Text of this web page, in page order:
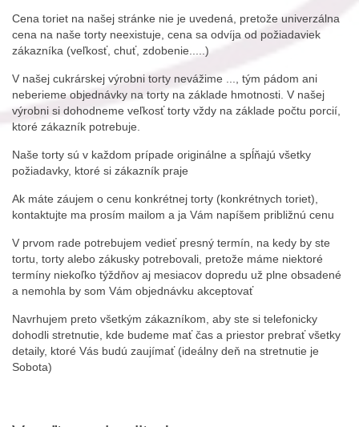
Cena toriet na našej stránke nie je uvedená, pretože univerzálna
cena na naše torty neexistuje, cena sa odvíja od požiadaviek
zákazníka (veľkosť, chuť, zdobenie.....)
V našej cukrárskej výrobni torty nevážime ..., tým pádom ani
neberieme objednávky na torty na základe hmotnosti. V našej
výrobni si dohodneme veľkosť torty vždy na základe počtu porcií,
ktoré zákazník potrebuje.
Naše torty sú v každom prípade originálne a spĺňajú všetky
požiadavky, ktoré si zákazník praje
Ak máte záujem o cenu konkrétnej torty (konkrétnych toriet),
kontaktujte ma prosím mailom a ja Vám napíšem približnú cenu
V prvom rade potrebujem vedieť presný termín, na kedy by ste
tortu, torty alebo zákusky potrebovali, pretože máme niektoré
termíny niekoľko týždňov aj mesiacov dopredu už plne obsadené
a nemohla by som Vám objednávku akceptovať
Navrhujem preto všetkým zákazníkom, aby ste si telefonicky
dohodli stretnutie, kde budeme mať čas a priestor prebrať všetky
detaily, ktoré Vás budú zaujímať (ideálny deň na stretnutie je
Sobota)